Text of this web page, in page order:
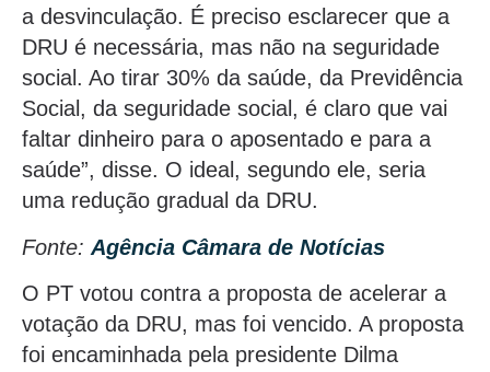
a desvinculação. É preciso esclarecer que a
DRU é necessária, mas não na seguridade
social. Ao tirar 30% da saúde, da Previdência
Social, da seguridade social, é claro que vai
faltar dinheiro para o aposentado e para a
saúde”, disse. O ideal, segundo ele, seria
uma redução gradual da DRU.
Fonte: Agência Câmara de Notícias
O PT votou contra a proposta de acelerar a
votação da DRU, mas foi vencido. A proposta
foi encaminhada pela presidente Dilma